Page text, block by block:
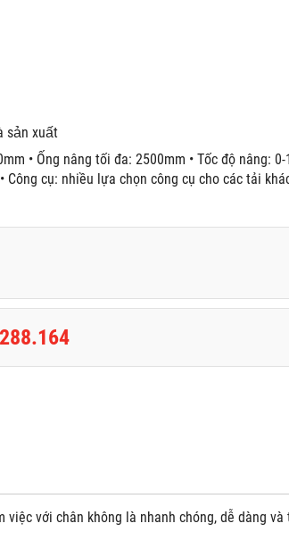
sản xuất
• Ống nâng tối đa: 2500mm • Tốc độ nâng:
cụ: nhiều lựa chọn công cụ cho các tải
với chân không là nhanh chóng, dễ dàng